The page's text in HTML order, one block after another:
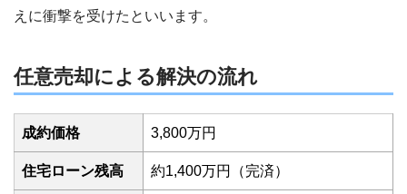
えに衝撃を受けたといいます。
任意売却による解決の流れ
成約価格 3,800万円
住宅ローン残高 約1,400万円（完済）